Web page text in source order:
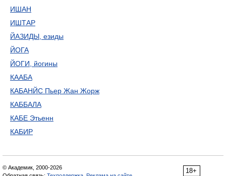
ИШАН
ИШТАР
ЙАЗИДЫ, езиды
ЙОГА
ЙОГИ, йогины
КААБА
КАБАНЙС Пьер Жан Жорж
КАББАЛА
КАБЕ Этьенн
КАБИР
18+
© Академик, 2000-2026